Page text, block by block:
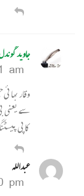
جاوید
am
وقار
سے یعنی
کاپی
عبداللہ
pm